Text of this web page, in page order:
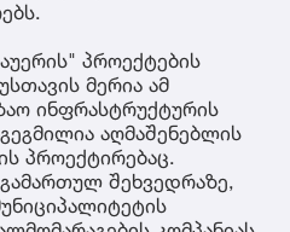
პროექტების
მერია ამ
ინფრასტრუქტურის
აღმაშენებლის
პროექტირებაც.
შეხვედრაზე,